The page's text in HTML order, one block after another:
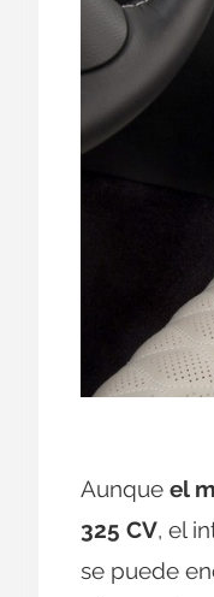
Aunque el
325 CV, el
se puede